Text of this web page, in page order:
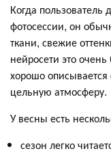
Когда
фотосессии, он
ткани, свежие
нейросети это
хорошо описывается
цельную атмосферу.
У весны есть
сезон легко